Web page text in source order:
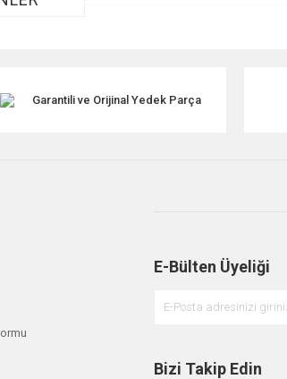
Garantili ve Orijinal Yedek Parça
E-Bülten Üyeliği
Bizi Takip Edin